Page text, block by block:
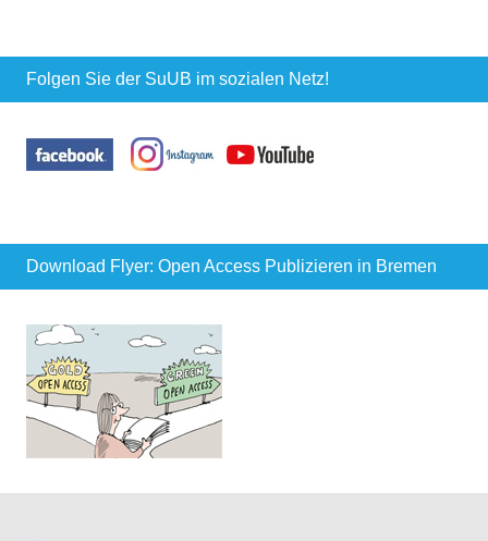
Folgen Sie der SuUB im sozialen Netz!
Download Flyer: Open Access Publizieren in Bremen